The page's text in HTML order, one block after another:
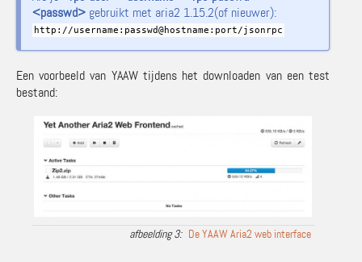
<passwd> gebruikt met aria2 1.15.2(of nieuwer):
http: //username:passwd@hostname:port/jsonrpc
Een voorbeeld van YAAW tijdens het downloaden van een test
bestand:
De YAAW Aria2 web interface